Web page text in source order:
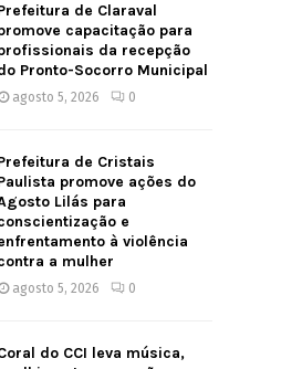
de Claraval
capacitação para
da recepção
Pronto-Socorro Municipal
agosto 5, 2026 0
de Cristais
promove ações do
Lilás para
e
à violência
a mulher
agosto 5, 2026 0
do CCI leva música,